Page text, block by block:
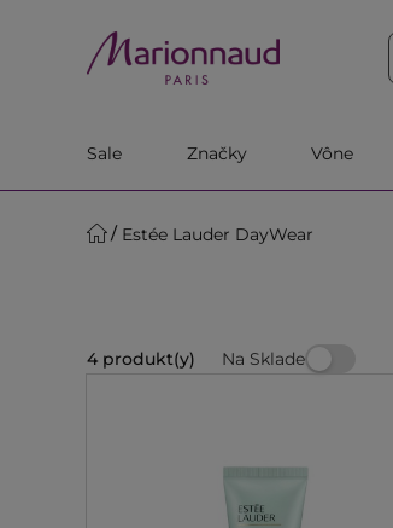
Sale Značky Vône
Estée Lauder DayWear
4 produkt(y) Na Sklade